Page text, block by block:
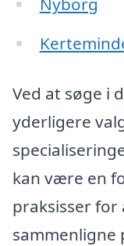
Ved at søge i
yderligere
kan være en
praksisser
sammenligne